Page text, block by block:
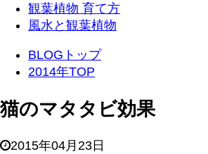
観葉植物 育て方
風水と観葉植物
BLOGトップ
2014年TOP
猫のマタタビ効果
2015年04月23日